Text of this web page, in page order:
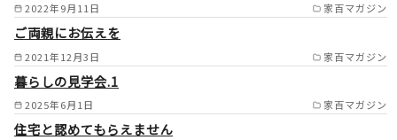
市/山崎町/佐用郡/明石市西部/
岡山県備前市/岡山県瀬戸内市
/
2022年9月11日 家百マガジン
2021年12月3日 家百マガジン
ご両親にお伝えを
2025年6月1日 家百マガジン
暮らしの見学会.1
住宅と認めてもらえません